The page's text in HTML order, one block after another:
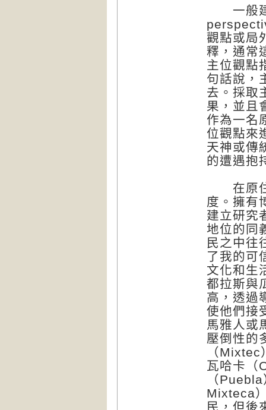
一般建
觀點或局
釋，通常
主位觀點
句話說，
去。採取
果，並且
作為一名
位觀點來
天神或傳
的遭遇抱
在原住
度。擁有
建立研究
地位的同
民之中往
了我的可
文化和生
都拉斯與
高，透過
使他們接
馬雅人或
壓倒性的
（
瓦哈卡（
（
Mixteca
民，但後